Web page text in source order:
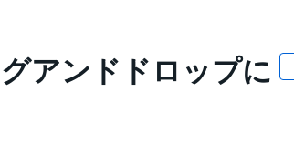
アンドドロップに